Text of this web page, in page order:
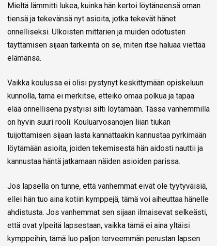
Mieltä lämmitti lukea, kuinka hän kertoi löytäneensä oman
tiensä ja tekevänsä nyt asioita, jotka tekevät hänet
onnelliseksi. Ulkoisten mittarien ja muiden odotusten
täyttämisen sijaan tärkeintä on se, miten itse haluaa viettää
elämänsä.
Vaikka koulussa ei olisi pystynyt keskittymään opiskeluun
kunnolla, tämä ei merkitse, etteikö omaa polkua ja tapaa
elää onnellisena pystyisi silti löytämään. Tässä vanhemmilla
on hyvin suuri rooli. Kouluarvosanojen liian tiukan
tuijottamisen sijaan lasta kannattaakin kannustaa pyrkimään
löytämään asioita, joiden tekemisestä hän aidosti nauttii ja
kannustaa häntä jatkamaan näiden asioiden parissa.
Jos lapsella on tunne, että vanhemmat eivät ole tyytyväisiä,
ellei hän tuo aina kotiin kymppejä, tämä voi aiheuttaa hänelle
ahdistusta. Jos vanhemmat sen sijaan ilmaisevat selkeästi,
että ovat ylpeitä lapsestaan, vaikka tämä ei aina yltäisi
kymppeihin, tämä luo paljon terveemmän perustan lapsen